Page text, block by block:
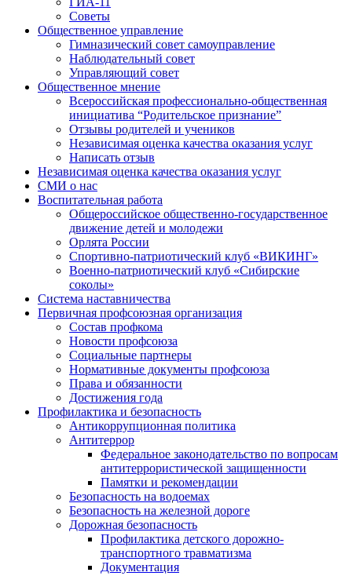
Советы
Общественное управление
Гимназический совет самоуправление
Наблюдательный совет
Управляющий совет
Общественное мнение
Всероссийская профессионально-общественная
инициатива “Родительское признание”
Отзывы родителей и учеников
Независимая оценка качества оказания услуг
Написать отзыв
Независимая оценка качества оказания услуг
СМИ о нас
Воспитательная работа
Общероссийское общественно-государственное
движение детей и молодежи
Орлята России
Спортивно-патриотический клуб «ВИКИНГ»
Военно-патриотический клуб «Сибирские
соколы»
Система наставничества
Первичная профсоюзная организация
Состав профкома
Новости профсоюза
Социальные партнеры
Нормативные документы профсоюза
Права и обязанности
Достижения года
Профилактика и безопасность
Антикоррупционная политика
Антитеррор
Федеральное законодательство по вопросам
антитеррористической защищенности
Памятки и рекомендации
Безопасность на водоемах
Безопасность на железной дороге
Дорожная безопасность
Профилактика детского дорожно-
транспортного травматизма
Документация